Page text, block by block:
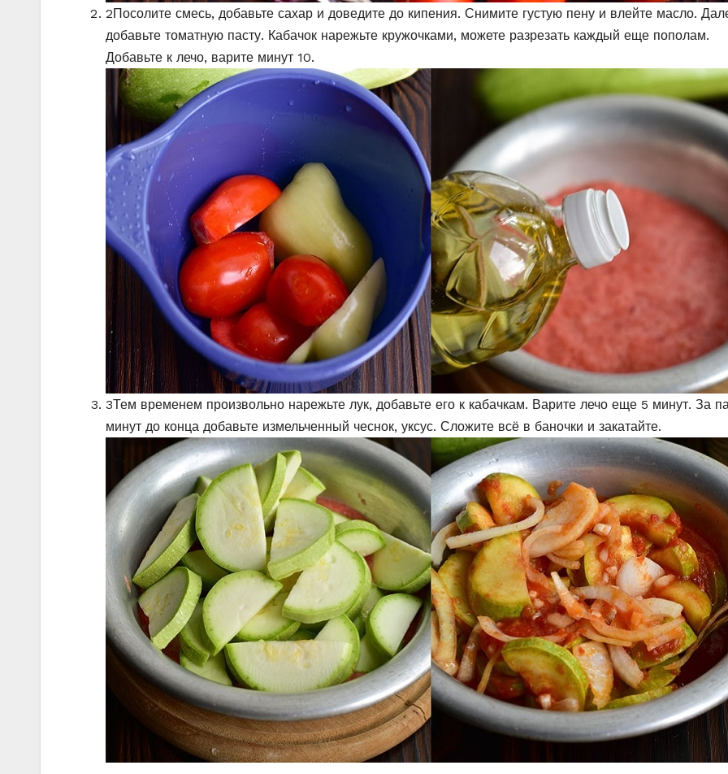
2Посолите смесь, добавьте сахар и доведите до кипения. Снимите густую пену и влейте масло.
добавьте томатную пасту. Кабачок нарежьте кружочками, можете разрезать каждый еще пополам.
Добавьте к лечо, варите минут 10.
3Тем временем произвольно нарежьте лук, добавьте его к кабачкам. Варите лечо еще 5 минут. За
минут до конца добавьте измельченный чеснок, уксус. Сложите всё в баночки и закатайте.